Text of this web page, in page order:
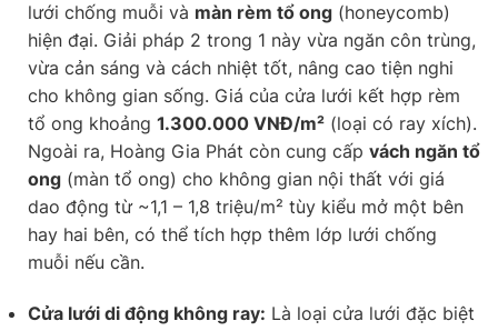
lưới chống muỗi và màn rèm tổ ong (honeycomb)
hiện đại. Giải pháp 2 trong 1 này vừa ngăn côn trùng,
vừa cản sáng và cách nhiệt tốt, nâng cao tiện nghi
cho không gian sống. Giá của cửa lưới kết hợp rèm
tổ ong khoảng 1.300.000 VNĐ/m² (loại có ray xích).
Ngoài ra, Hoàng Gia Phát còn cung cấp vách ngăn tổ
ong (màn tổ ong) cho không gian nội thất với giá
dao động từ ~1,1 – 1,8 triệu/m² tùy kiểu mở một bên
hay hai bên, có thể tích hợp thêm lớp lưới chống
muỗi nếu cần.
Cửa lưới di động không ray: Là loại cửa lưới đặc biệt